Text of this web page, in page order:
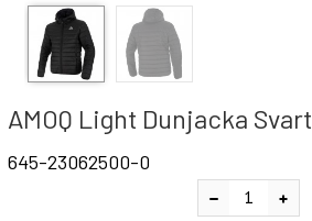
AMOQ Light Dunjacka Svart
645-23062500-0